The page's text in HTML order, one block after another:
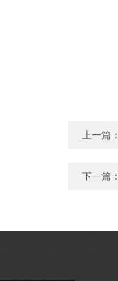
上一篇
下一篇